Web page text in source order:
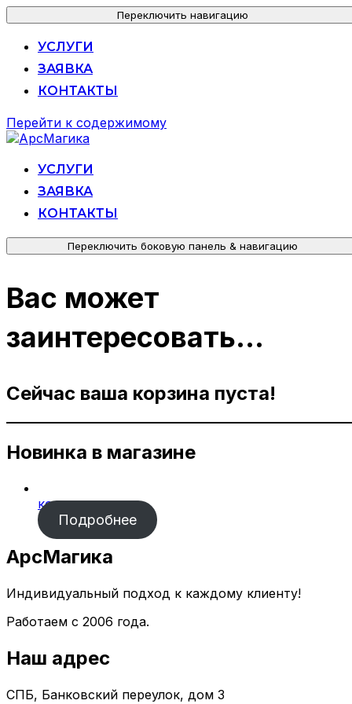
Переключить навигацию
УСЛУГИ
ЗАЯВКА
КОНТАКТЫ
Перейти к содержимому
УСЛУГИ
ЗАЯВКА
КОНТАКТЫ
Переключить боковую панель & навигацию
Вас может
заинтересовать…
Сейчас ваша корзина пуста!
Новинка в магазине
консультация
Подробнее
АрсМагика
Индивидуальный подход к каждому клиенту!
Работаем с 2006 года.
Наш адрес
СПБ, Банковский переулок, дом 3